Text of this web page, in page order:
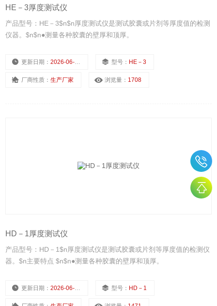
HE－3厚度测试仪
产品型号：HE－3$n$n厚度测试仪是测试胶囊或片剂等厚度值的检测
仪器。$n$n●测量各种胶囊的壁厚和顶厚。
更新日期：2026-06-02 型号： HE－3
厂商性质：生产厂家 浏览量： 1708
HD－1厚度测试仪
产品型号：HD－1$n厚度测试仪是测试胶囊或片剂等厚度值的检测仪
器。$n主要特点 $n$n●测量各种胶囊的壁厚和顶厚。
更新日期：2026-06-02 型号： HD－1